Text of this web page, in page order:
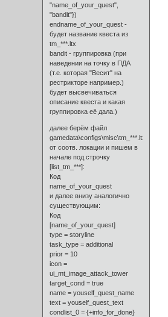
"name_of_your_quest",
"bandit"})
endname_of_your_quest -
будет название квеста из
tm_***.ltx
bandit - группировка (при
наведении на точку в ПДА
(т.е. которая "Весит" на
рестрикторе например.)
будет высвечиваться
описание квеста и какая
группировка её дала.)
далее берём файл
gamedata\configs\misc\tm_***.ltx
от соотв. локации и пишем в
начале под строчку
[list_tm_***]:
Код
name_of_your_quest
и далее внизу аналогично
существующим:
Код
[name_of_your_quest]
type = storyline
task_type = additional
prior = 10
icon =
ui_mt_image_attack_tower
target_cond = true
name = youself_quest_name
text = youself_quest_text
condlist_0 = {+info_for_done}